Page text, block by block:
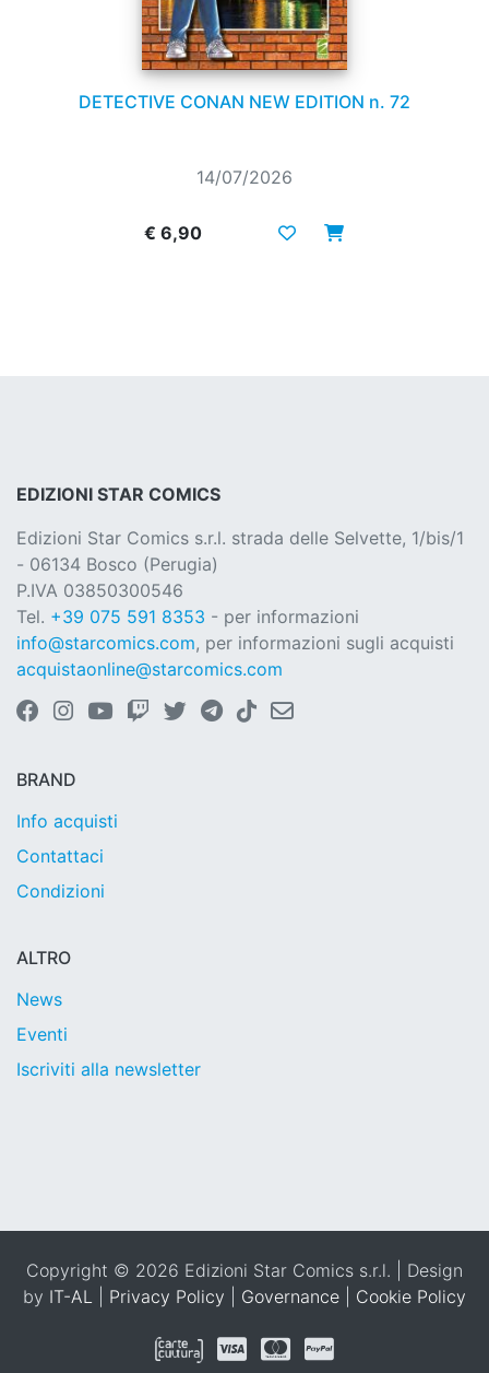
DETECTIVE CONAN NEW EDITION n. 72
14/07/2026
€ 6,90
EDIZIONI STAR COMICS
Edizioni Star Comics s.r.l. strada delle Selvette, 1/bis/1
- 06134 Bosco (Perugia)
P.IVA 03850300546
Tel. +39 075 591 8353 - per informazioni
info@starcomics.com, per informazioni sugli acquisti
acquistaonline@starcomics.com
BRAND
Info acquisti
Contattaci
Condizioni
ALTRO
News
Eventi
Iscriviti alla newsletter
Copyright © 2026 Edizioni Star Comics s.r.l. | Design
by IT-AL Privacy Policy Governance Cookie Policy